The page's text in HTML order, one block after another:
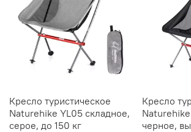
Кресло туристическое
Naturehike YL05 складное,
серое, до 150 кг
Кресло
черное,